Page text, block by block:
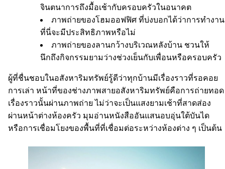
จินตนาการถึงมื้อเช้ากับครอบครัวในอนาคต
ภาพถ่ายของโฮมออฟฟิศ ที่บ่งบอกได้ว่าการทำงาน
ที่นี่จะมีประสิทธิภาพหรือไม่
ภาพถ่ายของลานกว้างบริเวณหลังบ้าน ชวนให้
นึกถึงกิจกรรมยามว่างช่วงเย็นกับเพื่อนหรือครอบครัว
ผู้ที่ชื่นชอบในอสังหาริมทรัพย์รู้ดีว่าทุกบ้านมีเรื่องราวที่รอคอย
การเล่า หน้าที่ของช่างภาพสายอสังหาริมทรัพย์คือการถ่ายทอด
เรื่องราวนั้นผ่านภาพถ่าย ไม่ว่าจะเป็นแสงยามเช้าที่สาดส่อง
ผ่านหน้าต่างห้องครัว มุมอ่านหนังสืออันแสนอบอุ่นใต้บันได
หรือการเชื่อมโยงของพื้นที่ที่เชื่อมต่อระหว่างห้องต่าง ๆ เป็นต้น